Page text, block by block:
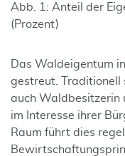
Abb. 1: Anteil der
(Prozent)
Das Waldeigentum
gestreut. Traditionell
auch Waldbesitzerin
im Interesse ihrer
Raum führt dies